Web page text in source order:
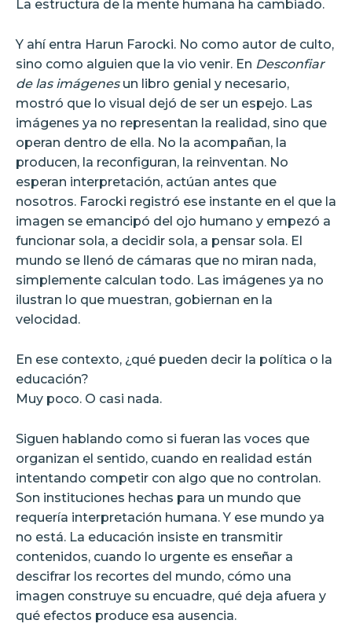
La estructura de la mente humana ha cambiado.
Y ahí entra Harun Farocki. No como autor de culto,
sino como alguien que la vio venir. En Desconfiar
de las imágenesun libro genial y necesario,
mostró que lo visual dejó de ser un espejo. Las
imágenes ya no representan la realidad, sino que
operan dentro de ella. No la acompañan, la
producen, la reconfiguran, la reinventan. No
esperan interpretación, actúan antes que
nosotros. Farocki registró ese instante en el que la
imagen se emancipó del ojo humano y empezó a
funcionar sola, a decidir sola, a pensar sola. El
mundo se llenó de cámaras que no miran nada,
simplemente calculan todo. Las imágenes ya no
ilustran lo que muestran, gobiernan en la
velocidad.
En ese contexto, ¿qué pueden decir la política o la
educación?
Muy poco. O casi nada.
Siguen hablando como si fueran las voces que
organizan el sentido, cuando en realidad están
intentando competir con algo que no controlan.
Son instituciones hechas para un mundo que
requería interpretación humana. Y ese mundo ya
no está. La educación insiste en transmitir
contenidos, cuando lo urgente es enseñar a
descifrar los recortes del mundo, cómo una
imagen construye su encuadre, qué deja afuera y
qué efectos produce esa ausencia.